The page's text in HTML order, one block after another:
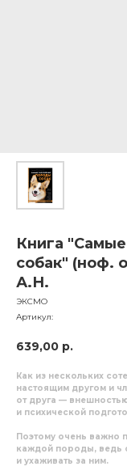
Книга
собак" (ноф.
А.Н.
ЭКСМО
Артикул:
639,00 р.
Как из нескольких
настоящим другом и
от друга —
и психической
Поэтому очень важно
каждой породы, ведь
и ухаживать за ним.